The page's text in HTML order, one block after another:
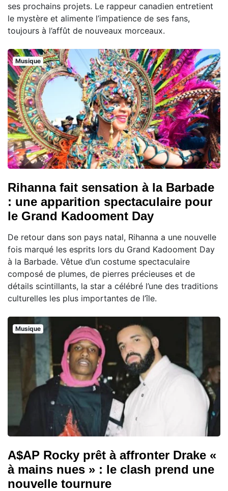
ses prochains projets. Le rappeur canadien entretient
le mystère et alimente l’impatience de ses fans,
toujours à l’affût de nouveaux morceaux.
Musique
Rihanna fait sensation à la Barbade
: une apparition spectaculaire pour
le Grand Kadooment Day
De retour dans son pays natal, Rihanna a une nouvelle
fois marqué les esprits lors du Grand Kadooment Day
à la Barbade. Vêtue d’un costume spectaculaire
composé de plumes, de pierres précieuses et de
détails scintillants, la star a célébré l’une des traditions
culturelles les plus importantes de l’île.
Musique
A$AP Rocky prêt à affronter Drake «
à mains nues » : le clash prend une
nouvelle tournure